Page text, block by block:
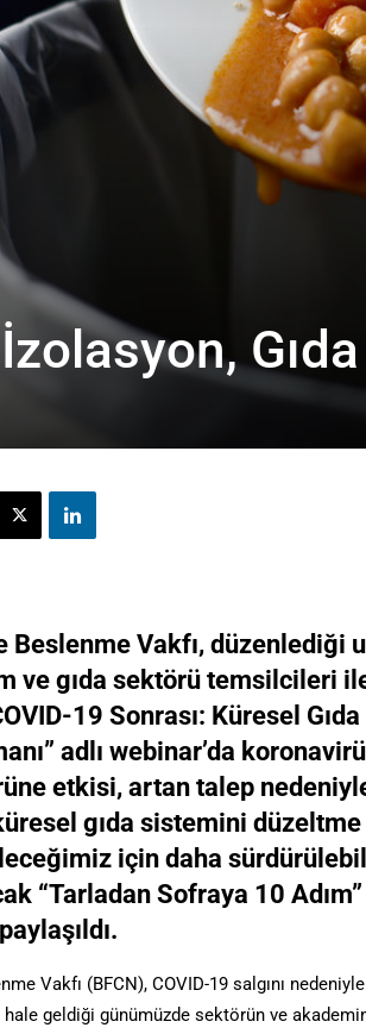
Gıda
Beslenme Vakfı, düzenlediği
ve gıda sektörü temsilcileri
19 Sonrası: Küresel
adlı webinar’da
etkisi, artan talep
gıda sistemini düzeltme
için daha
“Tarladan Sofraya 10
Vakfı (BFCN), COVID-19 salgını nedeniyle
geldiği günümüzde sektörün ve